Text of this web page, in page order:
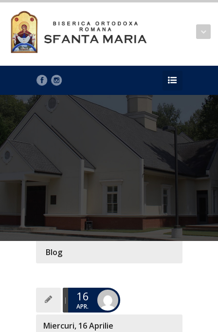
Blog
16
APR.
Miercuri, 16 Aprilie